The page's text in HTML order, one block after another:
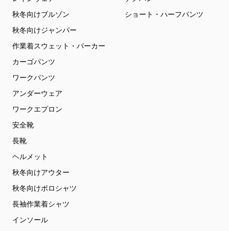
秋冬向けブルゾン
秋冬向けジャンパー
作業着スウェット・パーカー
カーゴパンツ
ワークパンツ
アンダーウェア
ワークエプロン
安全靴
長靴
ヘルメット
秋冬向けアウター
秋冬向けポロシャツ
長袖作業着シャツ
インソール
ショート・ハーフパンツ